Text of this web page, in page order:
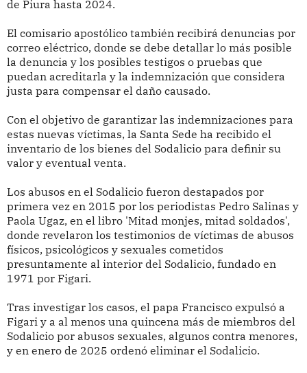
de Piura hasta 2024.
El comisario apostólico también recibirá denuncias por
correo eléctrico, donde se debe detallar lo más posible
la denuncia y los posibles testigos o pruebas que
puedan acreditarla y la indemnización que considera
justa para compensar el daño causado.
Con el objetivo de garantizar las indemnizaciones para
estas nuevas víctimas, la Santa Sede ha recibido el
inventario de los bienes del Sodalicio para definir su
valor y eventual venta.
Los abusos en el Sodalicio fueron destapados por
primera vez en 2015 por los periodistas Pedro Salinas y
Paola Ugaz, en el libro 'Mitad monjes, mitad soldados',
donde revelaron los testimonios de víctimas de abusos
físicos, psicológicos y sexuales cometidos
presuntamente al interior del Sodalicio, fundado en
1971 por Figari.
Tras investigar los casos, el papa Francisco expulsó a
Figari y a al menos una quincena más de miembros del
Sodalicio por abusos sexuales, algunos contra menores,
y en enero de 2025 ordenó eliminar el Sodalicio.